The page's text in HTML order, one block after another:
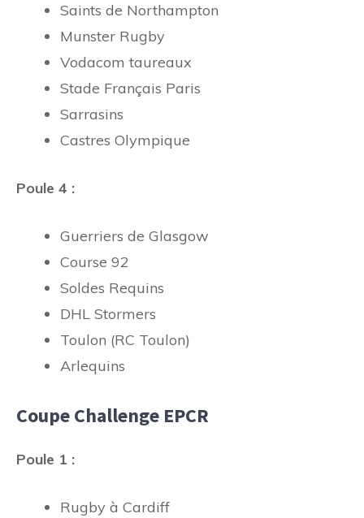
Saints de Northampton
Munster Rugby
Vodacom taureaux
Stade Français Paris
Sarrasins
Castres Olympique
Poule 4 :
Guerriers de Glasgow
Course 92
Soldes Requins
DHL Stormers
Toulon (RC Toulon)
Arlequins
Coupe Challenge EPCR
Poule 1 :
Rugby à Cardiff